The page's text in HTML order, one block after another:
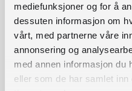
mediefunksjoner og for å
dessuten informasjon om
vårt, med partnerne våre
annonsering og
med annen informasjon du
eller som de har samlet inn